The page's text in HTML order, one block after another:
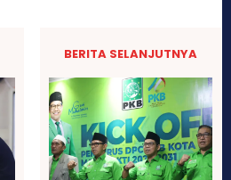
BERITA SELANJUTNYA